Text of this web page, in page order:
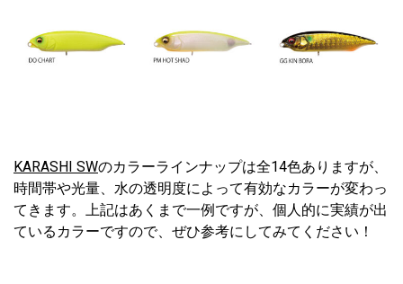
KARASHI SWのカラーラインナップは全14色ありますが、
時間帯や光量、水の透明度によって有効なカラーが変わっ
てきます。上記はあくまで一例ですが、個人的に実績が出
ているカラーですので、ぜひ参考にしてみてください！